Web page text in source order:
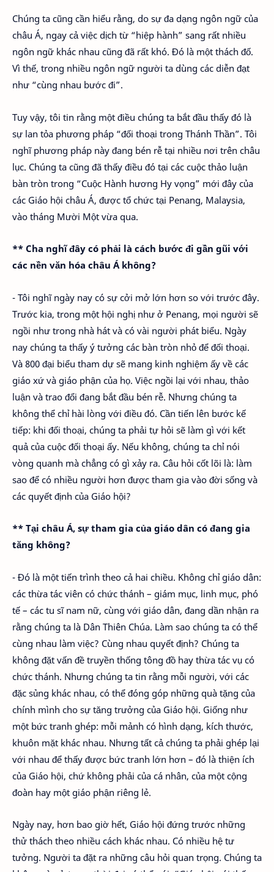
Chúng ta cũng cần hiểu rằng, do sự đa dạng ngôn ngữ của
châu Á, ngay cả việc dịch từ “hiệp hành” sang rất nhiều
ngôn ngữ khác nhau cũng đã rất khó. Đó là một thách đố.
Vì thế, trong nhiều ngôn ngữ người ta dùng các diễn đạt
như “cùng nhau bước đi”.
Tuy vậy, tôi tin rằng một điều chúng ta bắt đầu thấy đó là
sự lan tỏa phương pháp “đối thoại trong Thánh Thần”. Tôi
nghĩ phương pháp này đang bén rễ tại nhiều nơi trên châu
lục. Chúng ta cũng đã thấy điều đó tại các cuộc thảo luận
bàn tròn trong “Cuộc Hành hương Hy vọng” mới đây của
các Giáo hội châu Á, được tổ chức tại Penang, Malaysia,
vào tháng Mười Một vừa qua.
** Cha nghĩ đây có phải là cách bước đi gần gũi với
các nền văn hóa châu Á không?
- Tôi nghĩ ngày nay có sự cởi mở lớn hơn so với trước đây.
Trước kia, trong một hội nghị như ở Penang, mọi người sẽ
ngồi như trong nhà hát và có vài người phát biểu. Ngày
nay chúng ta thấy ý tưởng các bàn tròn nhỏ để đối thoại.
Và 800 đại biểu tham dự sẽ mang kinh nghiệm ấy về các
giáo xứ và giáo phận của họ. Việc ngồi lại với nhau, thảo
luận và trao đổi đang bắt đầu bén rễ. Nhưng chúng ta
không thể chỉ hài lòng với điều đó. Cần tiến lên bước kế
tiếp: khi đối thoại, chúng ta phải tự hỏi sẽ làm gì với kết
quả của cuộc đối thoại ấy. Nếu không, chúng ta chỉ nói
vòng quanh mà chẳng có gì xảy ra. Câu hỏi cốt lõi là: làm
sao để có nhiều người hơn được tham gia vào đời sống và
các quyết định của Giáo hội?
** Tại châu Á, sự tham gia của giáo dân có đang gia
tăng không?
- Đó là một tiến trình theo cả hai chiều. Không chỉ giáo dân:
các thừa tác viên có chức thánh – giám mục, linh mục, phó
tế – các tu sĩ nam nữ, cùng với giáo dân, đang dần nhận ra
rằng chúng ta là Dân Thiên Chúa. Làm sao chúng ta có thể
cùng nhau làm việc? Cùng nhau quyết định? Chúng ta
không đặt vấn đề truyền thống tông đồ hay thừa tác vụ có
chức thánh. Nhưng chúng ta tin rằng mỗi người, với các
đặc sủng khác nhau, có thể đóng góp những quà tặng của
chính mình cho sự tăng trưởng của Giáo hội. Giống như
một bức tranh ghép: mỗi mảnh có hình dạng, kích thước,
khuôn mặt khác nhau. Nhưng tất cả chúng ta phải ghép lại
với nhau để thấy được bức tranh lớn hơn – đó là thiện ích
của Giáo hội, chứ không phải của cá nhân, của một cộng
đoàn hay một giáo phận riêng lẻ.
Ngày nay, hơn bao giờ hết, Giáo hội đứng trước những
thử thách theo nhiều cách khác nhau. Có nhiều hệ tư
tưởng. Người ta đặt ra những câu hỏi quan trọng. Chúng ta